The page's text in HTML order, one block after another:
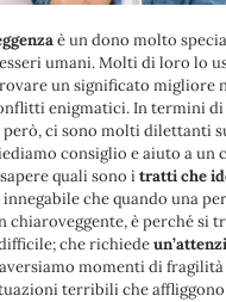
è un dono molto
umani. Molti di loro lo
un significato migliore
enigmatici. In termini di
ci sono molti dilettanti
consiglio e aiuto a un
quali sono itratti che
innegabile che quando una
chiaroveggente, è perché si
che richiede
momenti di fragilità
terribili che